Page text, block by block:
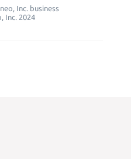
Inc. business
Inc. 2024